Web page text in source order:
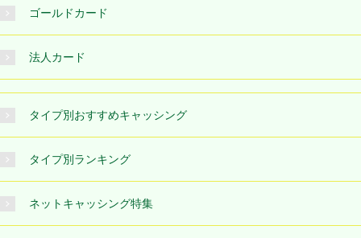
ゴールドカード
法人カード
タイプ別おすすめキャッシング
タイプ別ランキング
ネットキャッシング特集